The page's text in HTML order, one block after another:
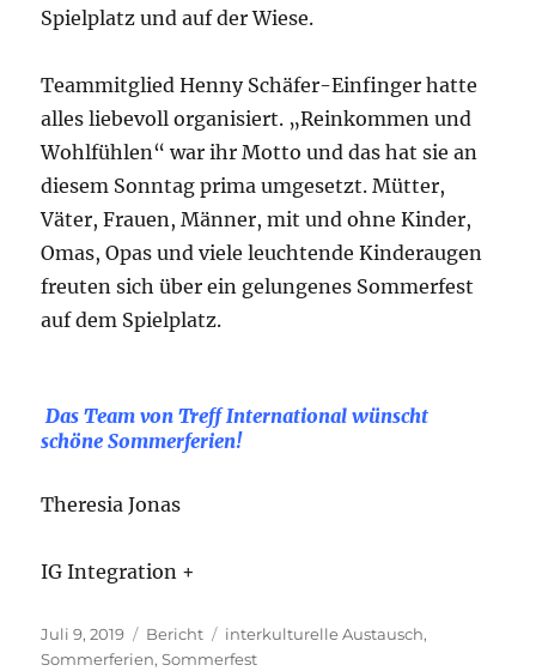
Spielplatz und auf der Wiese.
Teammitglied Henny Schäfer-Einfinger hatte
alles liebevoll organisiert. „Reinkommen und
Wohlfühlen“ war ihr Motto und das hat sie an
diesem Sonntag prima umgesetzt. Mütter,
Väter, Frauen, Männer, mit und ohne Kinder,
Omas, Opas und viele leuchtende Kinderaugen
freuten sich über ein gelungenes Sommerfest
auf dem Spielplatz.
Das Team von Treff International wünscht
schöne Sommerferien!
Theresia Jonas
IG Integration +
Veröffentlicht
am
Juli 9, 2019 Kategorien
Bericht Schlagwörter
interkulturelle Austausch,
Sommerferien,Sommerfest